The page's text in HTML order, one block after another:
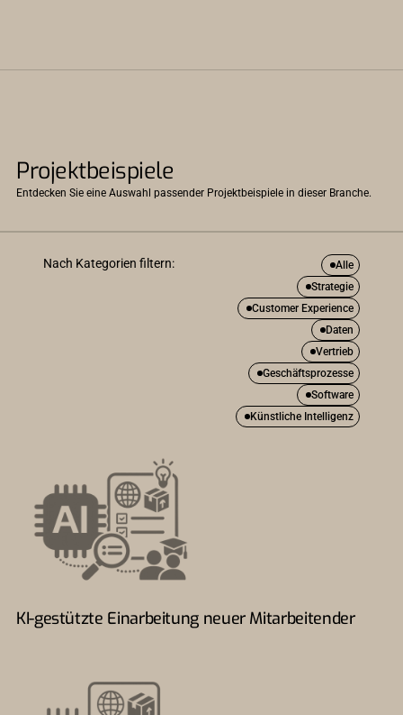
Projektbeispiele
Entdecken Sie eine Auswahl passender Projektbeispiele in dieser Branche.
Nach Kategorien filtern:
Alle
Strategie
Customer Experience
Daten
Vertrieb
Geschäftsprozesse
Software
Künstliche Intelligenz
KI-gestützte Einarbeitung neuer Mitarbeitender